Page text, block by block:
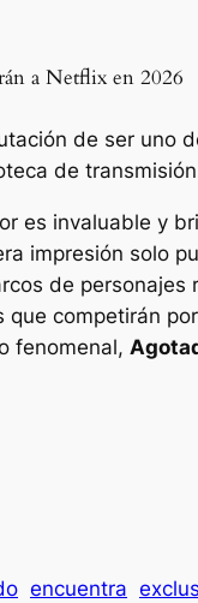
a Netflix en 2026
de ser uno
de
es invaluable y
impresión solo
de
que competirán
fenomenal,
encuentra